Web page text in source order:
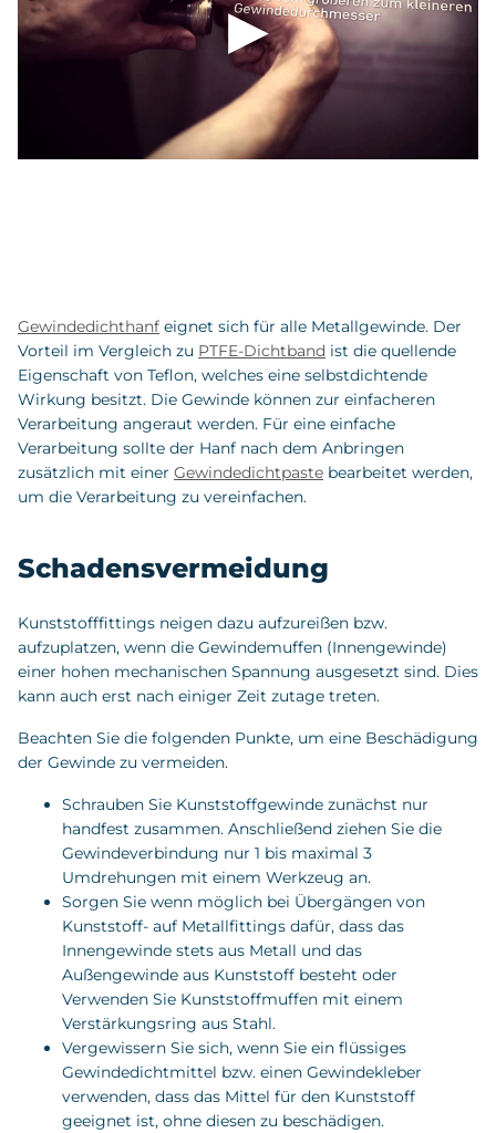
Gewindedichthanf eignet sich für alle Metallgewinde. Der
Vorteil im Vergleich zu PTFE-Dichtband ist die quellende
Eigenschaft von Teflon, welches eine selbstdichtende
Wirkung besitzt. Die Gewinde können zur einfacheren
Verarbeitung angeraut werden. Für eine einfache
Verarbeitung sollte der Hanf nach dem Anbringen
zusätzlich mit einer Gewindedichtpaste bearbeitet werden,
um die Verarbeitung zu vereinfachen.
Schadensvermeidung
Kunststofffittings neigen dazu aufzureißen bzw.
aufzuplatzen, wenn die Gewindemuffen (Innengewinde)
einer hohen mechanischen Spannung ausgesetzt sind. Dies
kann auch erst nach einiger Zeit zutage treten.
Beachten Sie die folgenden Punkte, um eine Beschädigung
der Gewinde zu vermeiden.
Schrauben Sie Kunststoffgewinde zunächst nur
handfest zusammen. Anschließend ziehen Sie die
Gewindeverbindung nur 1 bis maximal 3
Umdrehungen mit einem Werkzeug an.
Sorgen Sie wenn möglich bei Übergängen von
Kunststoff- auf Metallfittings dafür, dass das
Innengewinde stets aus Metall und das
Außengewinde aus Kunststoff besteht oder
Verwenden Sie Kunststoffmuffen mit einem
Verstärkungsring aus Stahl.
Vergewissern Sie sich, wenn Sie ein flüssiges
Gewindedichtmittel bzw. einen Gewindekleber
verwenden, dass das Mittel für den Kunststoff
geeignet ist, ohne diesen zu beschädigen.